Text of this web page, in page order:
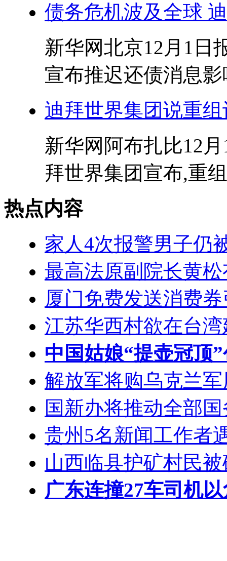
债务危机波及全球
新华网北京12月1日
宣布推迟还债消息
迪拜世界集团说重
新华网阿布扎比12
拜世界集团宣布,重
热点内容
家人4次报警男子仍
最高法原副院长黄
厦门免费发送消费
江苏华西村欲在台
中国姑娘“提壶冠顶
解放军将购乌克兰
国新办将推动全部
贵州5名新闻工作者
山西临县护矿村民
广东连撞27车司机